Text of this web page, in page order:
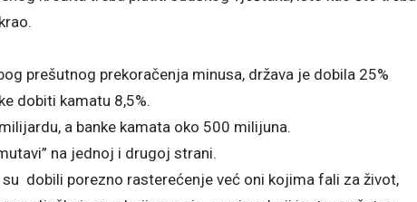
prešutnog prekoračenja minusa, država je dobila 25%
dobiti kamatu 8,5%.
a banke kamata oko 500 milijuna.
na jednoj i drugoj strani.
dobili porezno rasterećenje već oni kojima fali za život,